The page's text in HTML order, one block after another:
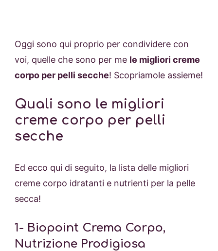
Oggi sono qui proprio per condividere con
voi, quelle che sono per me le migliori creme
corpo per pelli secche! Scopriamole assieme!
Quali sono le migliori
creme corpo per pelli
secche
Ed ecco qui di seguito, la lista delle migliori
creme corpo idratanti e nutrienti per la pelle
secca!
1- Biopoint Crema Corpo,
Nutrizione Prodigiosa